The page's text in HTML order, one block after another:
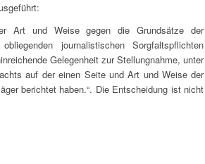
Art und Weise gegen die Grundsätze der
journalistischen Sorgfaltspflichten
Gelegenheit zur Stellungnahme, unter
auf der einen Seite und Art und Weise der
berichtet haben.“. Die Entscheidung ist nicht